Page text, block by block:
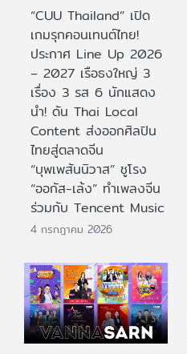
“CUU Thailand” เปิด
เกมรุกคอนเทนต์ไทย!
ประกาศ Line Up 2026
– 2027 เรือธงใหญ่ 3
เรื่อง 3 รส 6 นักแสดง
นำ! ดัน Thai Local
Content ส่งออกศิลปิน
ไทยสู่ตลาดจีน
“บุพเพสันนิวาส” ชูโรง
“ออกัส-เล้ง” ทำเพลงจีน
ร่วมกับ Tencent Music
4 กรกฎาคม 2026